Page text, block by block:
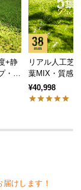
+静
・質
リアル人工芝
葉MIX・質感
芝丈38mm
¥40,998
届けします！